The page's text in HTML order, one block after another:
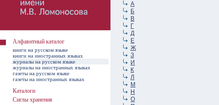
А
Б
В
Г
Д
Е
Ж
З
И
К
Л
М
Н
О
Алфавитный каталог
книги на русском языке
книги на иностранных языках
журналы на русском языке
журналы на иностранных языках
газеты на русском языке
газеты на иностранных языках
Каталоги
Сиглы хранения